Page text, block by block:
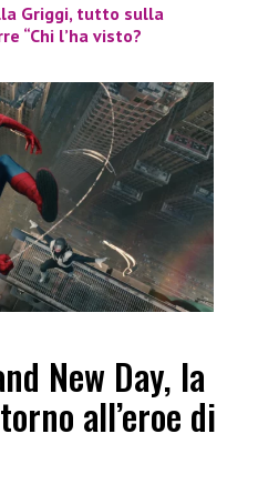
Griggi, tutto sulla
“Chi l’ha visto?
New Day, la
all’eroe di